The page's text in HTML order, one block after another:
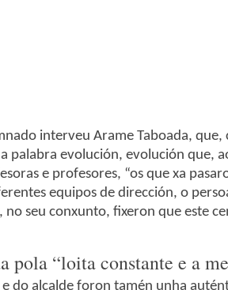
interveu Arame Taboada, que,
palabra evolución, evolución que,
e profesores, “os que xa
equipos de dirección, o
no seu conxunto, fixeron que este
pola “loita constante e a
do alcalde foron tamén unha